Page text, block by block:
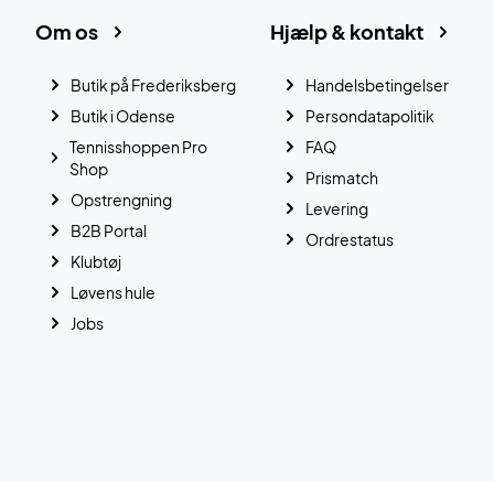
Hjælp & kontakt
Handelsbetingelser
Persondatapolitik
FAQ
Prismatch
Levering
Ordrestatus
Om os
Butik på Frederiksberg
Butik i Odense
Tennisshoppen Pro
Shop
Opstrengning
B2B Portal
Klubtøj
Løvens hule
Jobs